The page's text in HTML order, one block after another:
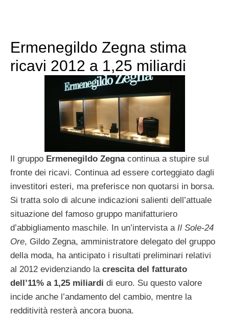
Ermenegildo Zegna stima
ricavi 2012 a 1,25 miliardi
Il gruppo Ermenegildo Zegna continua a stupire sul
fronte dei ricavi. Continua ad essere corteggiato dagli
investitori esteri, ma preferisce non quotarsi in borsa.
Si tratta solo di alcune indicazioni salienti dell’attuale
situazione del famoso gruppo manifatturiero
d’abbigliamento maschile. In un’intervista a Il Sole-24
Ore, Gildo Zegna, amministratore delegato del gruppo
della moda, ha anticipato i risultati preliminari relativi
al 2012 evidenziando la crescita del fatturato
dell’11% a 1,25 miliardi di euro. Su questo valore
incide anche l’andamento del cambio, mentre la
redditività resterà ancora buona.